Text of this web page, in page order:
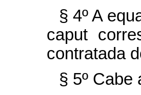
§ 4º A
caput
contratada
§ 5º Cabe